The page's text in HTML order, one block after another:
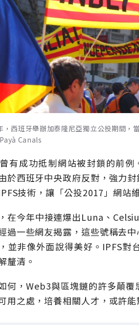
，西班牙舉辦加泰隆尼亞獨立公投期間
Canals
有成功抵制網站被封鎖的前
於西班牙中央政府反對，強力
技術，讓「公投2017」網站
在今年中接連爆出Luna、
過一些網友揭露，這些號稱去
並非像外面說得美好。IPFS對
釐清。
何，Web3與區塊鏈的許多顛
用之處，培養相關人才，或許